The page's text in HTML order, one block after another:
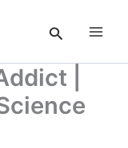
Rechercher
|